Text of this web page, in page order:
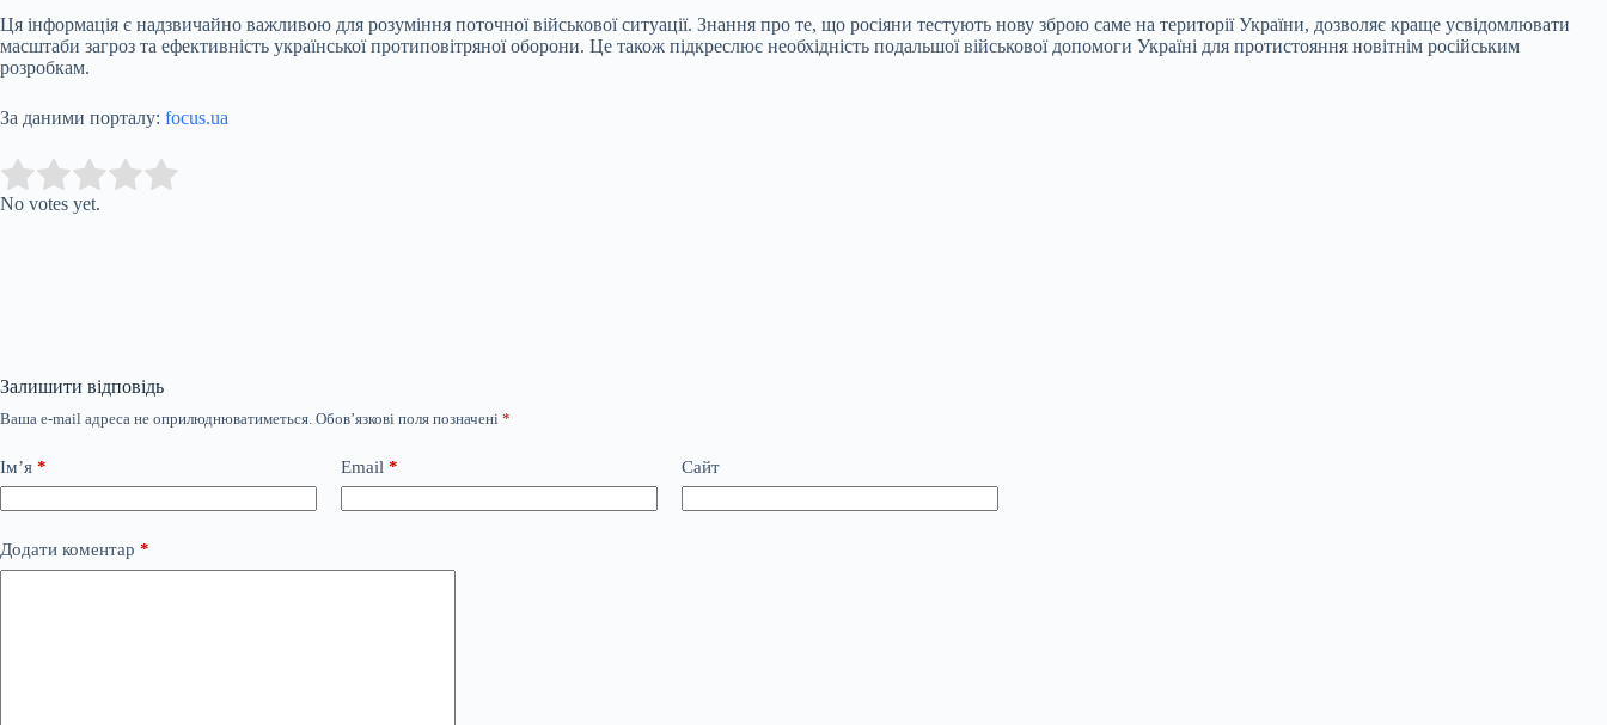
Ця інформація є надзвичайно важливою для розуміння поточної військової ситуації. Знання про те, що росіяни тестують нову зброю саме на території України, дозволяє краще усвідомлювати
масштаби загроз та ефективність української протиповітряної оборони. Це також підкреслює необхідність подальшої військової допомоги Україні для протистояння новітнім російським
розробкам.
За даними порталу: focus.ua
Rate this item:
No votes yet.
Залишити відповідь
Ваша e-mail адреса не оприлюднюватиметься. Обов’язкові поля позначені *
Ім’я * Email * Сайт
Додати коментар *